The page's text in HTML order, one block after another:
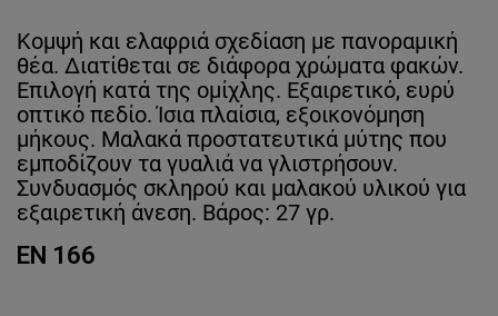
Κομψή και ελαφριά σχεδίαση με πανοραμική
θέα. Διατίθεται σε διάφορα χρώματα φακών.
Επιλογή κατά της ομίχλης. Εξαιρετικό, ευρύ
οπτικό πεδίο. Ίσια πλαίσια, εξοικονόμηση
μήκους. Μαλακά προστατευτικά μύτης που
εμποδίζουν τα γυαλιά να γλιστρήσουν.
Συνδυασμός σκληρού και μαλακού υλικού για
εξαιρετική άνεση. Βάρος: 27 γρ.
EN 166